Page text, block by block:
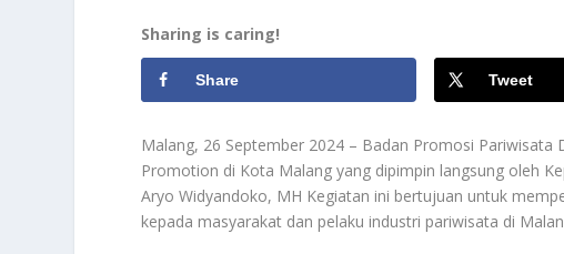
Sharing is caring!
Share Tweet
Malang, 26 September 2024 – Badan Promosi
Promotion di Kota Malang yang dipimpin langsung oleh
Aryo Widyandoko, MH Kegiatan ini bertujuan untuk
kepada masyarakat dan pelaku industri pariwisata di